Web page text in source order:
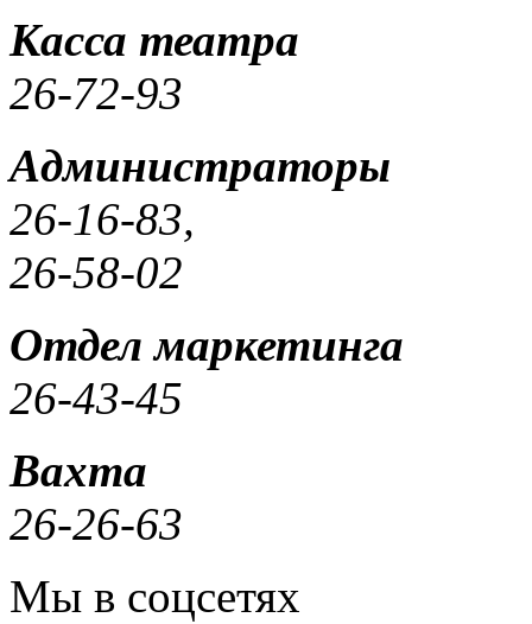
Касса театра
26-72-93
Администраторы
26-16-83,
26-58-02
Отдел маркетинга
26-43-45
Вахта
26-26-63
Мы в соцсетях